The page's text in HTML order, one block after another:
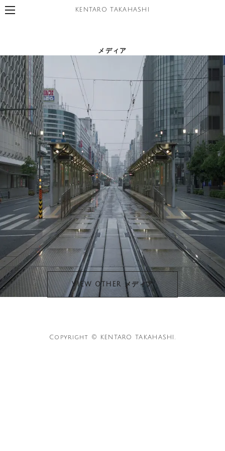
KENTARO TAKAHASHI
メディア
VIEW OTHER メディア
Copyright © KENTARO TAKAHASHI.